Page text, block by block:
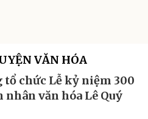
VĂN HÓA
chức Lễ kỷ niệm 300
văn hóa Lê Quý